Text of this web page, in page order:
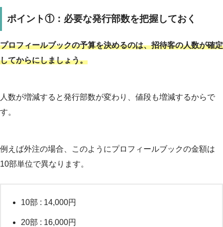
ポイント①：必要な発行部数を把握しておく
プロフィールブックの予算を決めるのは、招待客の人数が確定
してからにしましょう。
人数が増減すると発行部数が変わり、値段も増減するからで
す。
例えば外注の場合、このようにプロフィールブックの金額は
10部単位で異なります。
10部 : 14,000円
20部 : 16,000円